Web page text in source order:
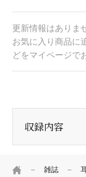
HOME 雑誌
更新情報はありま
お気に入り商品に
どをマイページで
収録内容